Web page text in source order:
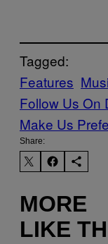
Tagged:
Features
Follow Us On
Make Us
Share:
MORE
LIKE